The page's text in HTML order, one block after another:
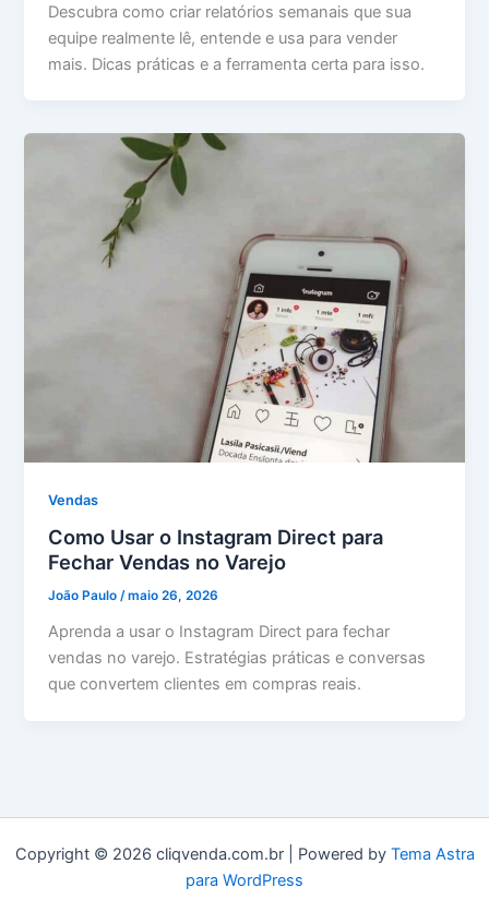
Descubra como criar relatórios semanais que sua
equipe realmente lê, entende e usa para vender
mais. Dicas práticas e a ferramenta certa para isso.
Vendas
Como Usar o Instagram Direct para
Fechar Vendas no Varejo
João Paulo/maio 26, 2026
Aprenda a usar o Instagram Direct para fechar
vendas no varejo. Estratégias práticas e conversas
que convertem clientes em compras reais.
Copyright © 2026 cliqvenda.com.br | Powered by Tema Astra
para WordPress